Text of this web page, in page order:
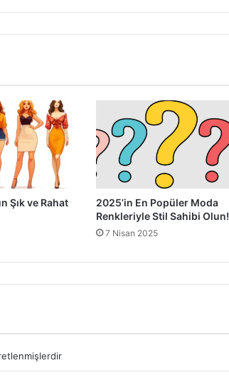
Şık ve Rahat
2025’in En Popüler Moda
Renkleriyle Stil Sahibi Olun!
7 Nisan 2025